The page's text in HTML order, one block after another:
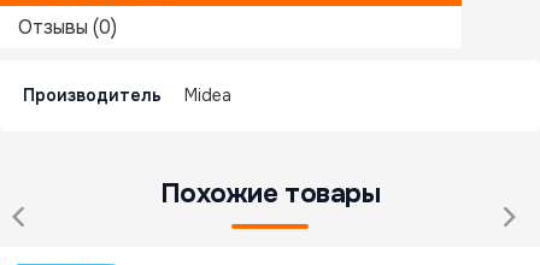
Отзывы (0)
Производитель Midea
Похожие товары